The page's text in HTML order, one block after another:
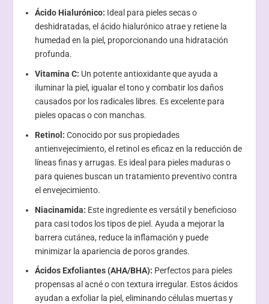
Ácido Hialurónico: Ideal para pieles secas o
deshidratadas, el ácido hialurónico atrae y retiene la
humedad en la piel, proporcionando una hidratación
profunda.
Vitamina C: Un potente antioxidante que ayuda a
iluminar la piel, igualar el tono y combatir los daños
causados por los radicales libres. Es excelente para
pieles opacas o con manchas.
Retinol: Conocido por sus propiedades
antienvejecimiento, el retinol es eficaz en la reducción de
líneas finas y arrugas. Es ideal para pieles maduras o
para quienes buscan un tratamiento preventivo contra
el envejecimiento.
Niacinamida: Este ingrediente es versátil y beneficioso
para casi todos los tipos de piel. Ayuda a mejorar la
barrera cutánea, reduce la inflamación y puede
minimizar la apariencia de poros grandes.
Ácidos Exfoliantes (AHA/BHA): Perfectos para pieles
propensas al acné o con textura irregular. Estos ácidos
ayudan a exfoliar la piel, eliminando células muertas y